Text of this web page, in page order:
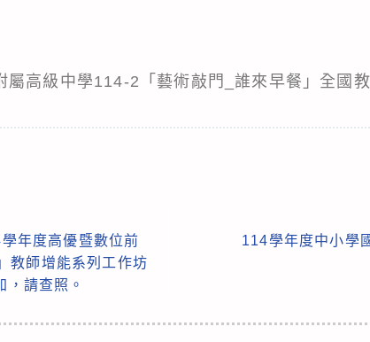
高級中學114-2「藝術敲門_誰來早餐」全國
年度高優暨數位前
教師增能系列工作坊
，請查照。
114學年度中小學